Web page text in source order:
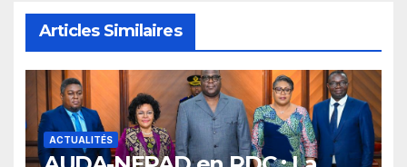
Articles Similaires
ACTUALITÉS